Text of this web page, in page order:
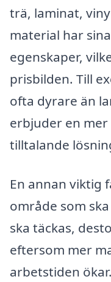
trä, laminat,
material har
egenskaper,
prisbilden. Till
ofta dyrare än
erbjuder en
tilltalande
En annan viktig
område som
ska täckas,
eftersom mer
arbetstiden